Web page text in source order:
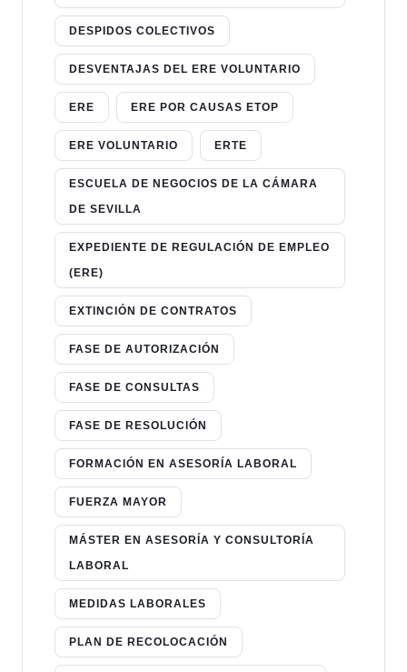
DESPIDOS COLECTIVOS
DESVENTAJAS DEL ERE VOLUNTARIO
ERE ERE POR CAUSAS ETOP
ERE VOLUNTARIO ERTE
ESCUELA DE NEGOCIOS DE LA CÁMARA
DE SEVILLA
EXPEDIENTE DE REGULACIÓN DE EMPLEO
(ERE)
EXTINCIÓN DE CONTRATOS
FASE DE AUTORIZACIÓN
FASE DE CONSULTAS
FASE DE RESOLUCIÓN
FORMACIÓN EN ASESORÍA LABORAL
FUERZA MAYOR
MÁSTER EN ASESORÍA Y CONSULTORÍA
LABORAL
MEDIDAS LABORALES
PLAN DE RECOLOCACIÓN